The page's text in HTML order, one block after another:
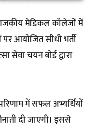
मेडिकल कॉलेजों में
आयोजित सीधी भर्ती
सेवा चयन बोर्ड द्वारा
परिणाम में सफल अभ्यर्थियों
दी जाएगी। इससे